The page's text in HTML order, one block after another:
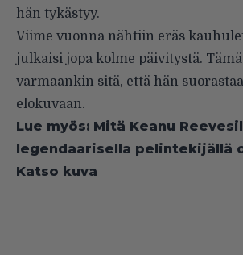
hän tykästyy.
Viime vuonna nähtiin eräs
julkaisi jopa kolme päivitystä.
varmaankin sitä, että hän
elokuvaan.
Lue myös: Mitä Keanu
legendaarisella pelintekijällä
Katso kuva